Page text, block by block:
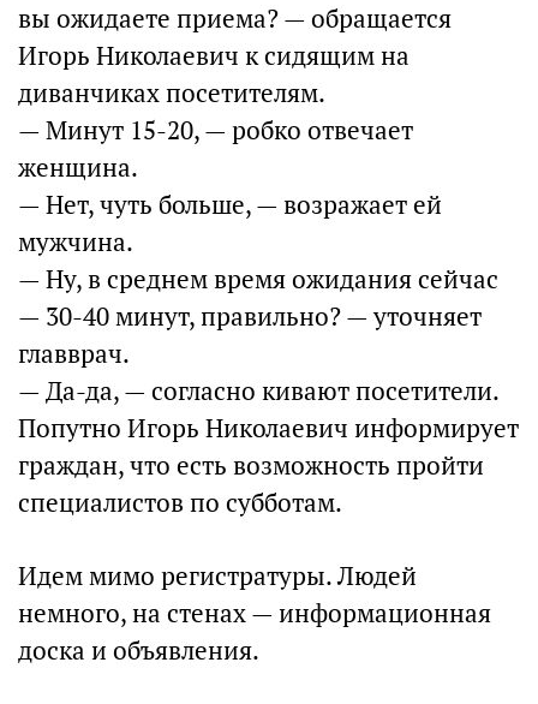
вы ожидаете приема? — обращается
Игорь Николаевич к сидящим на
диванчиках посетителям.
— Минут 15-20, — робко отвечает
женщина.
— Нет, чуть больше, — возражает ей
мужчина.
— Ну, в среднем время ожидания сейчас
— 30-40 минут, правильно? — уточняет
главврач.
— Да-да, — согласно кивают посетители.
Попутно Игорь Николаевич информирует
граждан, что есть возможность пройти
специалистов по субботам.
Идем мимо регистратуры. Людей
немного, на стенах — информационная
доска и объявления.